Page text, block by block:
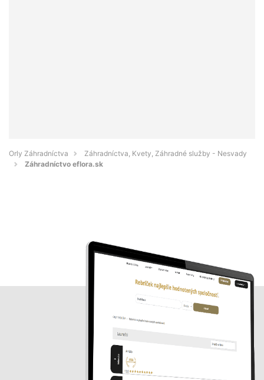
Orly Záhradníctva
Záhradníctva, Kvety, Záhradné služby - Nesvady
Záhradníctvo eflora.sk